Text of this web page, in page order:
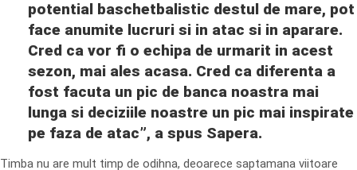
potential baschetbalistic destul de mare, pot
face anumite lucruri si in atac si in aparare.
Cred ca vor fi o echipa de urmarit in acest
sezon, mai ales acasa. Cred ca diferenta a
fost facuta un pic de banca noastra mai
lunga si deciziile noastre un pic mai inspirate
pe faza de atac”, a spus Sapera.
Timba nu are mult timp de odihna, deoarece saptamana viitoare